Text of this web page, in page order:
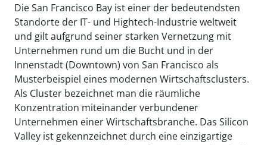
Die San Francisco Bay ist einer der bedeutendsten
Standorte der IT- und Hightech-Industrie weltweit
und gilt aufgrund seiner starken Vernetzung mit
Unternehmen rund um die Bucht und in der
Innenstadt (Downtown) von San Francisco als
Musterbeispiel eines modernen Wirtschaftsclusters.
Als Cluster bezeichnet man die räumliche
Konzentration miteinander verbundener
Unternehmen einer Wirtschaftsbranche. Das Silicon
Valley ist gekennzeichnet durch eine einzigartige